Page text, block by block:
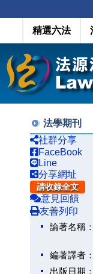
精選六法
法學期刊
社群分享
FaceBook
Line
分享網址
請收錄全文
意見回饋
友善列印
論著名稱：
編著譯者：
出版日期：